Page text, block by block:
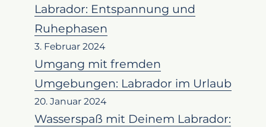
Labrador: Entspannung und
Ruhephasen
3. Februar 2024
Umgang mit fremden
Umgebungen: Labrador im Urlaub
20. Januar 2024
Wasserspaß mit Deinem Labrador: